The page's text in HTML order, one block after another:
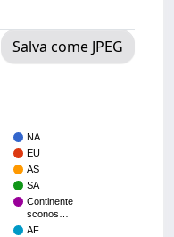
Salva come JPEG
NA
EU
AS
SA
Continente
sconos…
AF